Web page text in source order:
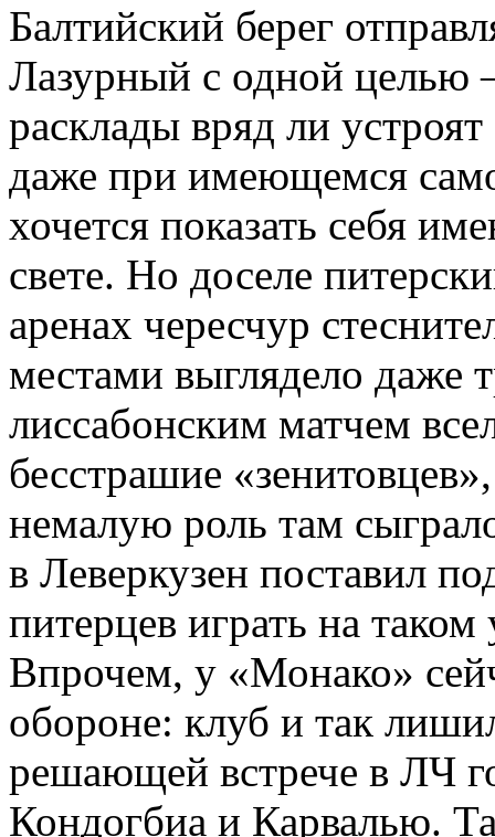
Балтийский берег
Лазурный с одной целью
расклады вряд ли
даже при имеющемся
хочется показать себя
свете. Но доселе
аренах чересчур
местами выглядело
лиссабонским матчем
бесстрашие
немалую роль там
в Леверкузен поставил
питерцев играть на
Впрочем, у «Монако»
обороне: клуб и так
решающей встрече в ЛЧ
Кондогбиа и Карвалью.